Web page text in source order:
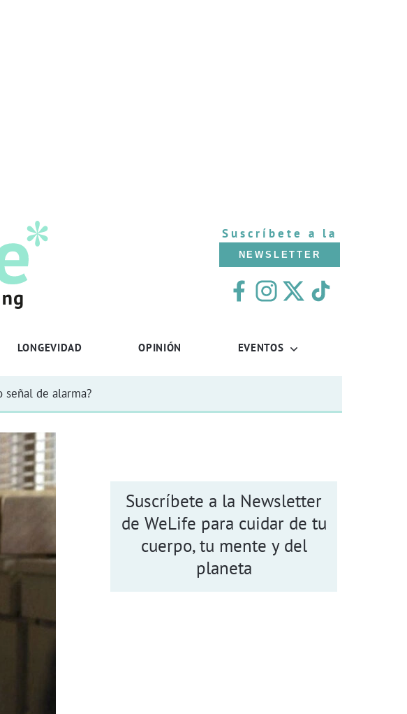
Suscríbete a la
NEWSLETTER
LONGEVIDAD OPINIÓN EVENTOS
señal de alarma?
Suscríbete a la Newsletter
de WeLife para cuidar de tu
cuerpo, tu mente y del
planeta